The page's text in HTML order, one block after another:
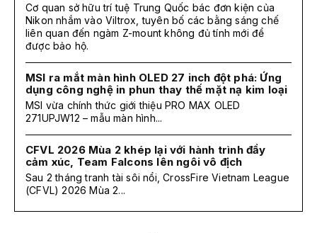
Cơ quan sở hữu trí tuệ Trung Quốc bác đơn kiện của
Nikon nhắm vào Viltrox, tuyên bố các bằng sáng chế
liên quan đến ngàm Z-mount không đủ tính mới để
được bảo hộ.
MSI ra mắt màn hình OLED 27 inch đột phá: Ứng
dụng công nghệ in phun thay thế mặt nạ kim loại
MSI vừa chính thức giới thiệu PRO MAX OLED
271UPJW12 – mẫu màn hình...
CFVL 2026 Mùa 2 khép lại với hành trình đầy
cảm xúc, Team Falcons lên ngôi vô địch
Sau 2 tháng tranh tài sôi nổi, CrossFire Vietnam League
(CFVL) 2026 Mùa 2...